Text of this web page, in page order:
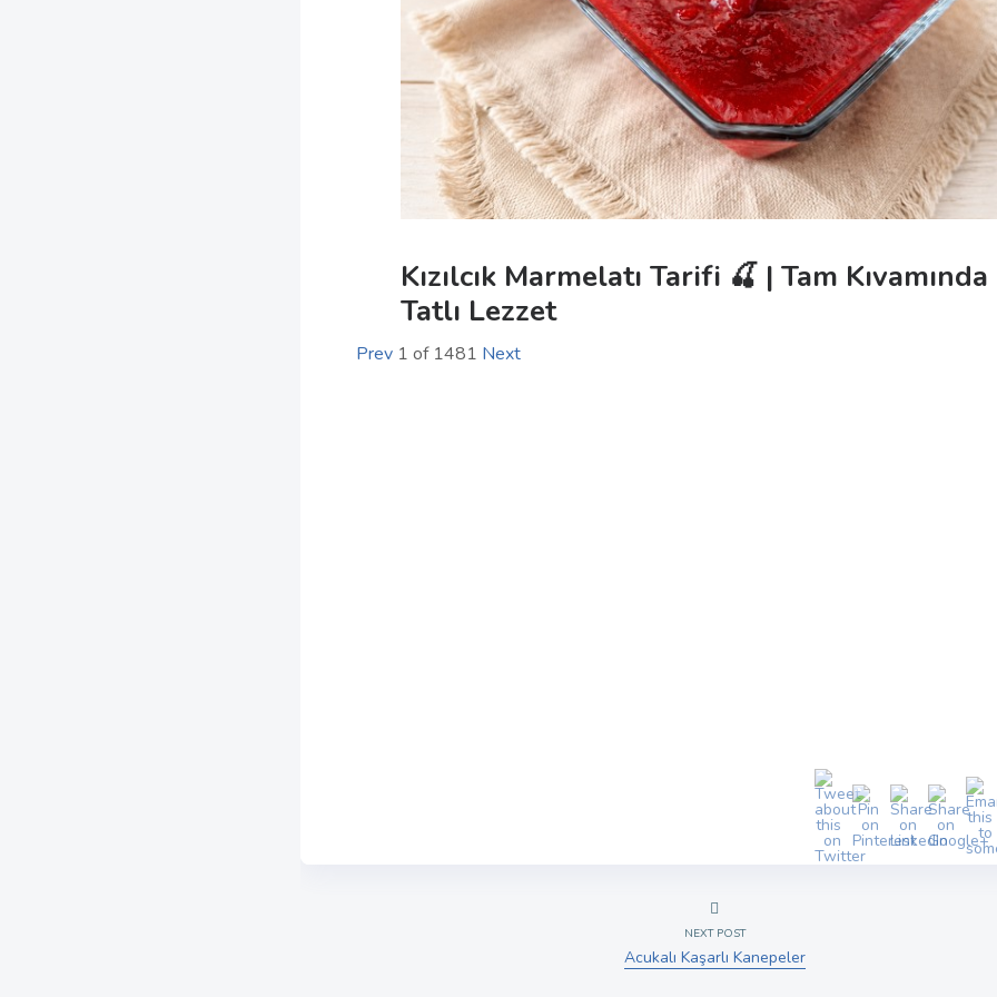
Kızılcık Marmelatı Tarifi 🍒 | Tam
Tatlı Lezzet
Prev 1 of 1481 Next
NEXT POST
Acukalı Kaşarlı Kanepeler